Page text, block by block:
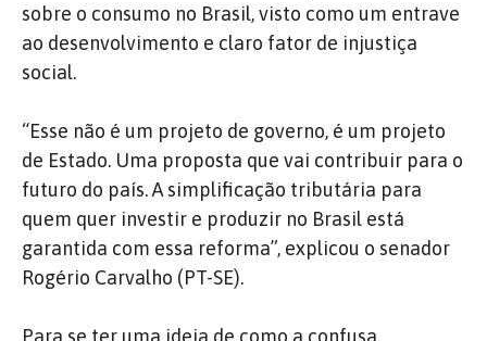
sobre o consumo no Brasil, visto como um entrave
ao desenvolvimento e claro fator de injustiça
social.
“Esse não é um projeto de governo, é um projeto
de Estado. Uma proposta que vai contribuir para o
futuro do país. A simplificação tributária para
quem quer investir e produzir no Brasil está
garantida com essa reforma”, explicou o senador
Rogério Carvalho (PT-SE).
Para se ter uma ideia de como a confusa